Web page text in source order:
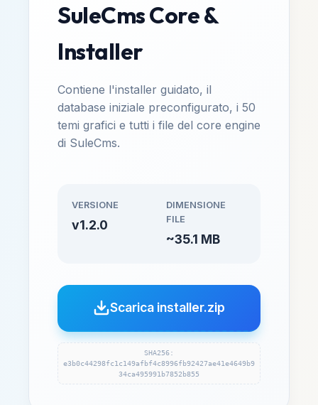
SuleCms Core &
Installer
Contiene l'installer guidato, il
database iniziale preconfigurato, i 50
temi grafici e tutti i file del core engine
di SuleCms.
VERSIONE
v1.2.0
DIMENSIONE
FILE
~35.1 MB
Scarica installer.zip
SHA256:
e3b0c44298fc1c149afbf4c8996fb92427ae41e4649b9
34ca495991b7852b855